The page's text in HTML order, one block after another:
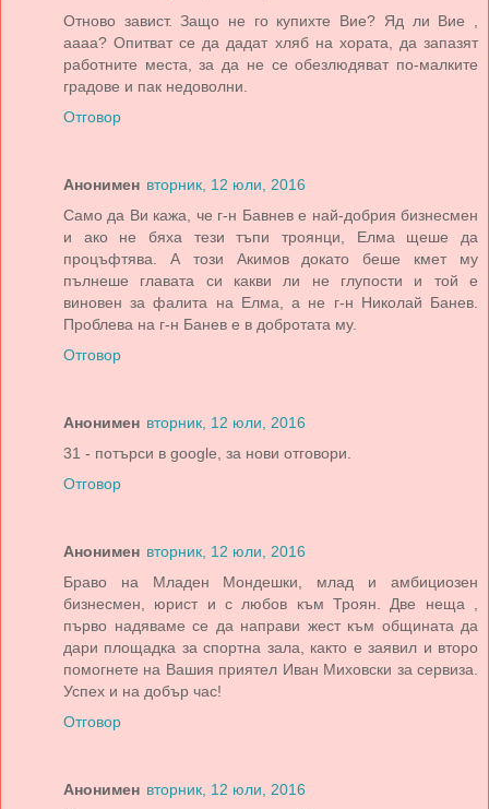
Отново завист. Защо не го купихте Вие? Яд ли Вие ,
аааа? Опитват се да дадат хляб на хората, да запазят
работните места, за да не се обезлюдяват по-малките
градове и пак недоволни.
Отговор
Анонимен вторник, 12 юли, 2016
Само да Ви кажа, че г-н Бавнев е най-добрия бизнесмен
и ако не бяха тези тъпи троянци, Елма щеше да
процъфтява. А този Акимов докато беше кмет му
пълнеше главата си какви ли не глупости и той е
виновен за фалита на Елма, а не г-н Николай Банев.
Проблева на г-н Банев е в добротата му.
Отговор
Анонимен вторник, 12 юли, 2016
31 - потърси в google, за нови отговори.
Отговор
Анонимен вторник, 12 юли, 2016
Браво на Младен Мондешки, млад и амбициозен
бизнесмен, юрист и с любов към Троян. Две неща ,
първо надяваме се да направи жест към общината да
дари площадка за спортна зала, както е заявил и второ
помогнете на Вашия приятел Иван Миховски за сервиза.
Успех и на добър час!
Отговор
Анонимен вторник, 12 юли, 2016